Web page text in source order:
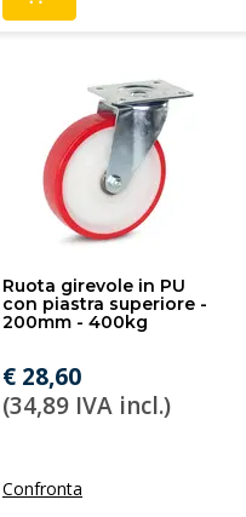
Ruota girevole in PU
con piastra superiore -
200mm - 400kg
€ 28,60
(34,89 IVA incl.)
Confronta